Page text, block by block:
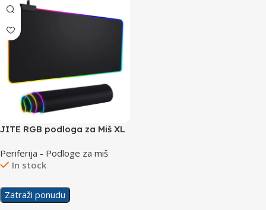
JITE RGB podloga za Miš XL
Periferija - Podloge za miš
In stock
Zatraži ponudu